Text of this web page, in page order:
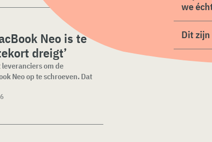
Neo is te
dreigt’
om de
Neo op te schroeven. Dat
we
Dit